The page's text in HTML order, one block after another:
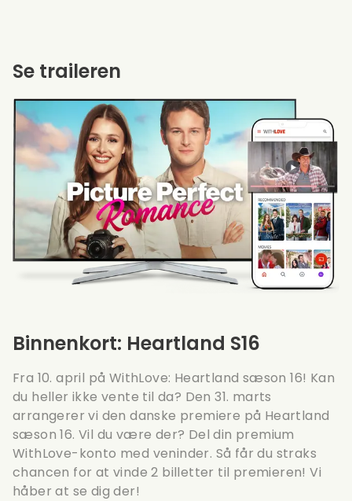
Binnenkort: Heartland S16
Fra 10. april på WithLove: Heartland sæson 16! Kan
du heller ikke vente til da? Den 31. marts
arrangerer vi den danske premiere på Heartland
sæson 16. Vil du være der? Del din premium
WithLove-konto med veninder. Så får du straks
chancen for at vinde 2 billetter til premieren! Vi
håber at se dig der!
Se traileren